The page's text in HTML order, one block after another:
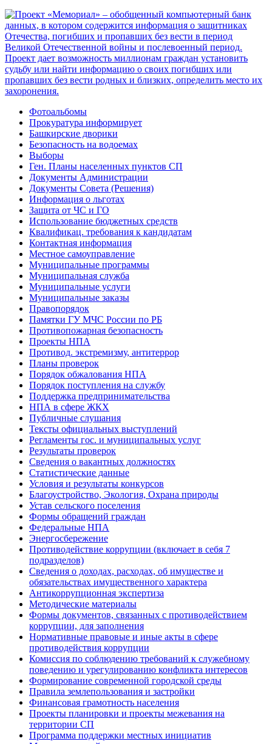
Фотоальбомы
Прокуратура информирует
Башкирские дворики
Безопасность на водоемах
Выборы
Ген. Планы населенных пунктов СП
Документы Администрации
Документы Совета (Решения)
Информация о льготах
Защита от ЧС и ГО
Использование бюджетных средств
Квалификац. требования к кандидатам
Контактная информация
Местное самоуправление
Муниципальные программы
Муниципальная служба
Муниципальные услуги
Муниципальные заказы
Правопорядок
Памятки ГУ МЧС России по РБ
Противопожарная безопасность
Проекты НПА
Противод. экстремизму, антитеррор
Планы проверок
Порядок обжалования НПА
Порядок поступления на службу
Поддержка предпринимательства
НПА в сфере ЖКХ
Публичные слушания
Тексты официальных выступлений
Регламенты гос. и муниципальных услуг
Результаты проверок
Сведения о вакантных должностях
Статистические данные
Условия и результаты конкурсов
Благоустройство, Экология, Охрана природы
Устав сельского поселения
Формы обращений граждан
Федеральные НПА
Энергосбережение
Противодействие коррупции (включает в себя 7
подразделов)
Сведения о доходах, расходах, об имуществе и
обязательствах имущественного характера
Антикоррупционная экспертиза
Методические материалы
Формы документов, связанных с противодействием
коррупции, для заполнения
Нормативные правовые и иные акты в сфере
противодействия коррупции
Комиссия по соблюдению требований к служебному
поведению и урегулированию конфликта интересов
Формирование современной городской среды
Правила землепользования и застройки
Финансовая грамотность населения
Проекты планировки и проекты межевания на
территории СП
Программа поддержки местных инициатив